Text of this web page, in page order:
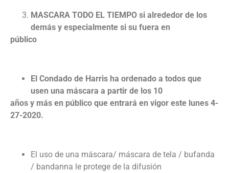
MASCARA TODO EL TIEMPO si alrededor de los
demás y especialmente si su fuera en
público
El Condado de Harris ha ordenado a todos que
usen una máscara a partir de los 10
años y más en público que entrará en vigor este lunes 4-
27-2020.
El uso de una máscara/ máscara de tela / bufanda
/ bandanna le protege de la difusión